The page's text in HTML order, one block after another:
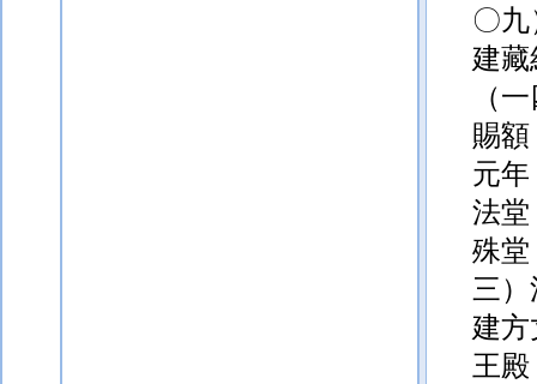
〇
建
（
賜額
元
法堂
殊堂
三
建
王